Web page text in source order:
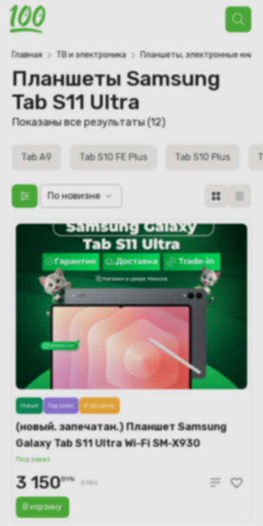
Поиск
товаров
Главная ТВ и электроника Планшеты, электронные книги
Планшеты Samsung
Tab S11 Ultra
Показаны все результаты (12)Сортировка:
недавние
Tab A9 Tab S10 FE Plus Tab S10 Plus
По новизне
(новый. запечатан.) Планшет Samsung
Galaxy Tab S11 Ultra Wi-Fi SM-X930
12GB/256GB (серый)
Под заказ
В корзину
Новый Под заказ В рассрочку
3 150BYN 3780